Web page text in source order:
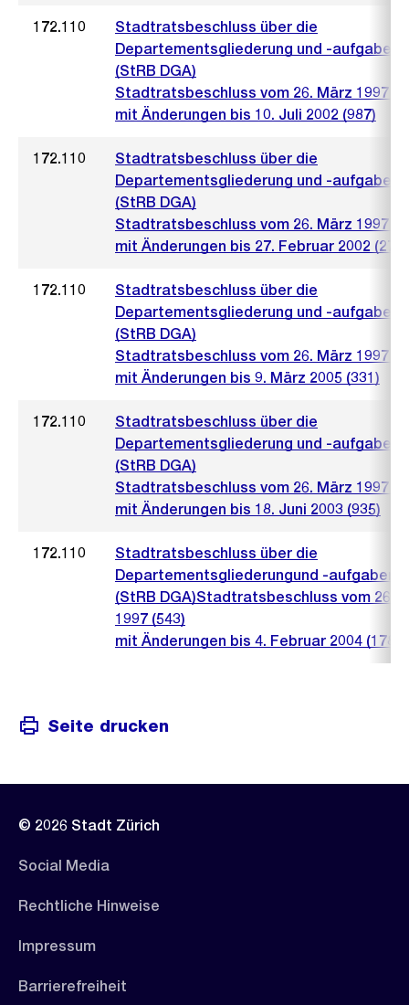
172.110
Stadtratsbeschluss über die
Departementsgliederung und -aufgaben
(StRB DGA)
Stadtratsbeschluss vom 26. März 1997
mit Änderungen bis 10. Juli 2002 (987)
172.110
Stadtratsbeschluss über die
Departementsgliederung und -aufgaben
(StRB DGA)
Stadtratsbeschluss vom 26. März 1997
mit Änderungen bis 27. Februar 2002 (274)
172.110
Stadtratsbeschluss über die
Departementsgliederung und -aufgaben
(StRB DGA)
Stadtratsbeschluss vom 26. März 1997
mit Änderungen bis 9. März 2005 (331)
172.110
Stadtratsbeschluss über die
Departementsgliederung und -aufgaben
(StRB DGA)
Stadtratsbeschluss vom 26. März 1997
mit Änderungen bis 18. Juni 2003 (935)
172.110
Stadtratsbeschluss über die
Departementsgliederungund -aufgaben
(StRB DGA)Stadtratsbeschluss vom 26.
1997 (543)
mit Änderungen bis 4. Februar 2004 (178)
Seite drucken
© 2026 Stadt Zürich
Social Media
Rechtliche Hinweise
Impressum
Barrierefreiheit